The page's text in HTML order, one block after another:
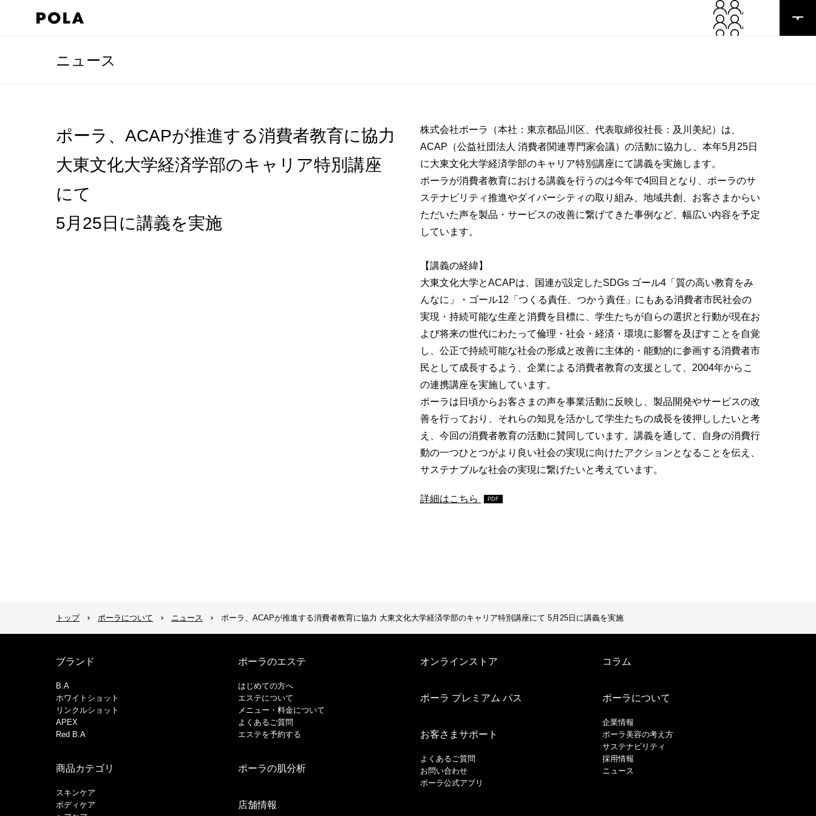
ニュース
ポーラ、ACAPが推進する消費者教育に協力
大東文化大学経済学部のキャリア特別講座
にて
5月25日に講義を実施
株式会社ポーラ（本社：東京都品川区、代表取締役社長：及川美紀）は、
ACAP（公益社団法人 消費者関連専門家会議）の活動に協力し、本年5月25日
に大東文化大学経済学部のキャリア特別講座にて講義を実施します。
ポーラが消費者教育における講義を行うのは今年で4回目となり、ポーラのサ
ステナビリティ推進やダイバーシティの取り組み、地域共創、お客さまからい
ただいた声を製品・サービスの改善に繋げてきた事例など、幅広い内容を予定
しています。
【講義の経緯】
大東文化大学とACAPは、国連が設定したSDGs ゴール4「質の高い教育をみ
んなに」・ゴール12「つくる責任、つかう責任」にもある消費者市民社会の
実現・持続可能な生産と消費を目標に、学生たちが自らの選択と行動が現在お
よび将来の世代にわたって倫理・社会・経済・環境に影響を及ぼすことを自覚
し、公正で持続可能な社会の形成と改善に主体的・能動的に参画する消費者市
民として成長するよう、企業による消費者教育の支援として、2004年からこ
の連携講座を実施しています。
ポーラは日頃からお客さまの声を事業活動に反映し、製品開発やサービスの改
善を行っており、それらの知見を活かして学生たちの成長を後押ししたいと考
え、今回の消費者教育の活動に賛同しています。講義を通して、自身の消費行
動の一つひとつがより良い社会の実現に向けたアクションとなることを伝え、
サステナブルな社会の実現に繋げたいと考えています。
詳細はこちら
トップ ポーラについて ニュース ポーラ、ACAPが推進する消費者教育に協力 大東文化大学経済学部のキャリア特別講座にて 5月25日に講義を実施
ブランド
B.A
ホワイトショット
リンクルショット
APEX
Red B.A
商品カテゴリ
スキンケア
ボディケア
ポーラのエステ
はじめての方へ
エステについて
メニュー・料金について
よくあるご質問
エステを予約する
ポーラの肌分析
店舗情報
オンラインストア
ポーラ プレミアム パス
お客さまサポート
よくあるご質問
お問い合わせ
ポーラ公式アプリ
コラム
ポーラについて
企業情報
ポーラ美容の考え方
サステナビリティ
採用情報
ニュース